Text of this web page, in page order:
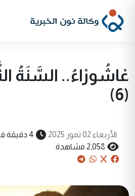
عْاشُورْاءُ.. السَّنَةُ
(6)
الأربعاء 02 تموز 2025 4 دقيقة قراءة
2,058 مشاهدة